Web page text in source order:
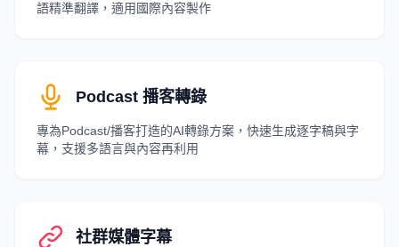
語精準翻譯，適用國際內容製作
Podcast 播客轉錄
專為Podcast/播客打造的AI轉錄方案，快速生成逐字稿與字
幕，支援多語言與內容再利用
社群媒體字幕